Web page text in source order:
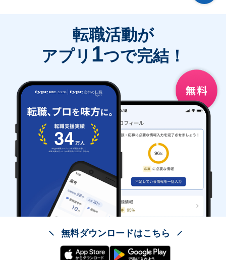
転職活動が
アプリ 1つで完結！
無料ダウンロードはこちら